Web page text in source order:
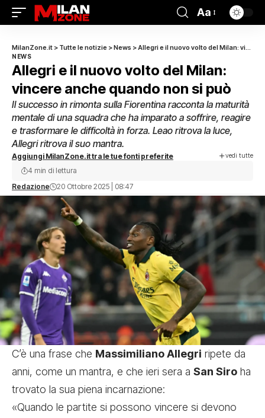
Aa
MilanZone.it > Tutte le notizie >News >Allegri e il nuovo volto del Milan: vincere anche quando non si può
NEWS
Allegri e il nuovo volto del Milan:
vincere anche quando non si può
Il successo in rimonta sulla Fiorentina racconta la maturità
mentale di una squadra che ha imparato a soffrire, reagire
e trasformare le difficoltà in forza. Leao ritrova la luce,
Allegri ritrova il suo mantra.
Aggiungi MilanZone.it tra le tue fonti preferite vedi tutte
Redazione 20 Ottobre 2025 | 08:47
4 min di lettura
C’è una frase che Massimiliano Allegri ripete da
anni, come un mantra, e che ieri sera a San Siro ha
trovato la sua piena incarnazione:
«Quando le partite si possono vincere si devono